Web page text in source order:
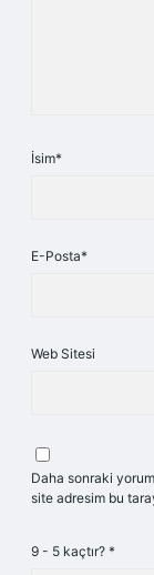
İsim*
E-Posta*
Web Sitesi
Daha sonraki
site adresim bu
9 - 5 kaçtır? *